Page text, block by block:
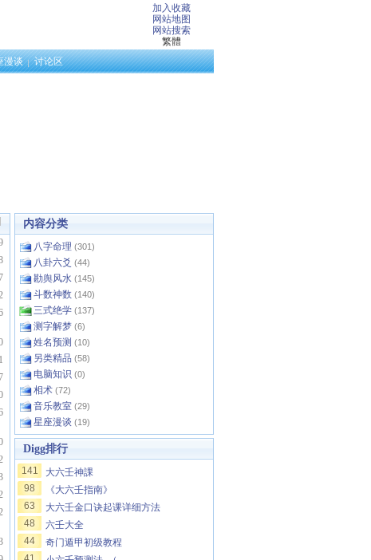
加入收藏
网站地图
网站搜索
繁體
漫谈
讨论区
内容分类
八字命理 (301)
八卦六爻 (44)
勘舆风水 (145)
斗数神数 (140)
三式绝学 (137)
测字解梦 (6)
姓名预测 (10)
另类精品 (58)
电脑知识 (0)
相术 (72)
音乐教室 (29)
星座漫谈 (19)
Digg排行
141
大六壬神課
98
《大六壬指南》
63
大六壬金口诀起课详细方法
48
六壬大全
44
奇门遁甲初级教程